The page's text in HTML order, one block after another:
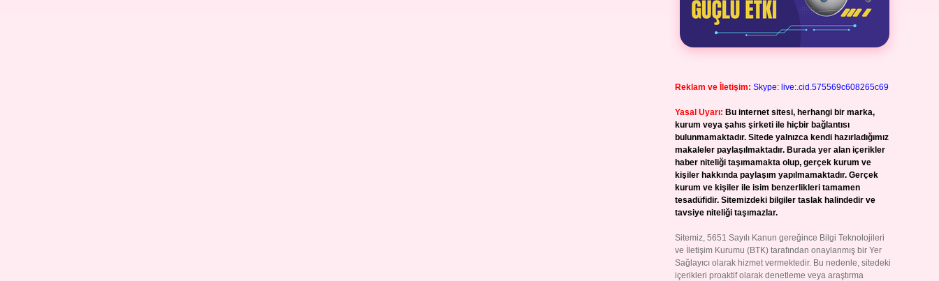
Reklam ve İletişim: Skype: live:.cid.575569c608265c69
Yasal Uyarı: Bu internet sitesi, herhangi bir marka,
kurum veya şahıs şirketi ile hiçbir bağlantısı
bulunmamaktadır. Sitede yalnızca kendi hazırladığımız
makaleler paylaşılmaktadır. Burada yer alan içerikler
haber niteliği taşımamakta olup, gerçek kurum ve
kişiler hakkında paylaşım yapılmamaktadır. Gerçek
kurum ve kişiler ile isim benzerlikleri tamamen
tesadüfidir. Sitemizdeki bilgiler taslak halindedir ve
tavsiye niteliği taşımazlar.
Sitemiz, 5651 Sayılı Kanun gereğince Bilgi Teknolojileri
ve İletişim Kurumu (BTK) tarafından onaylanmış bir Yer
Sağlayıcı olarak hizmet vermektedir. Bu nedenle, sitedeki
içerikleri proaktif olarak denetleme veya araştırma